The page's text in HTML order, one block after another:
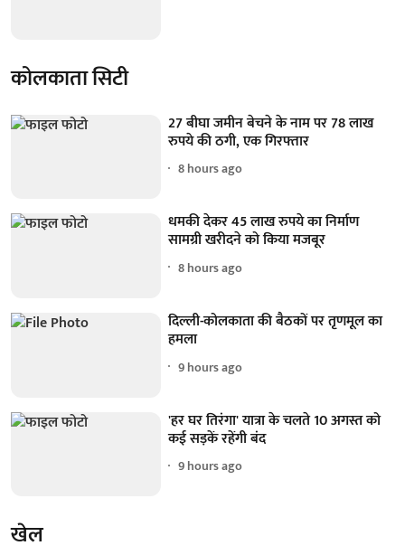
कोलकाता सिटी
27 बीघा जमीन बेचने के नाम पर 78 लाख
रुपये की ठगी, एक गिरफ्तार
8 hours ago
धमकी देकर 45 लाख रुपये का निर्माण
सामग्री खरीदने को किया मजबूर
8 hours ago
दिल्ली-कोलकाता की बैठकों पर तृणमूल का
हमला
9 hours ago
'हर घर तिरंगा' यात्रा के चलते 10 अगस्त को
कई सड़कें रहेंगी बंद
9 hours ago
खेल